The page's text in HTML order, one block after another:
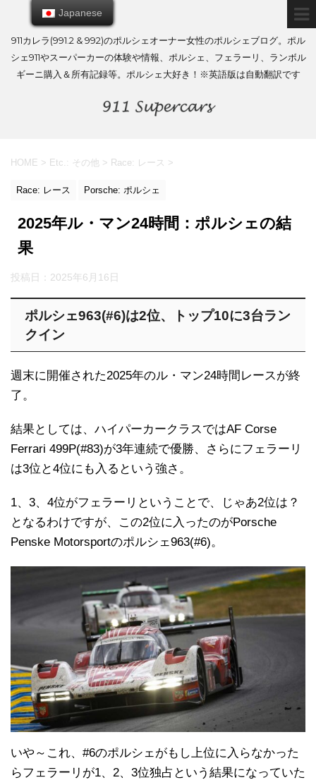
911カレラ(991.2 & 992)のポルシェオーナー女性のポルシェブログ。ポル
シェ911やスーパーカーの体験や情報、ポルシェ、フェラーリ、ランボル
ギーニ購入＆所有記録等。ポルシェ大好き！※英語版は自動翻訳です
HOME > Etc.: その他 > Race: レース >
Race: レース Porsche: ポルシェ
2025年ル・マン24時間：ポルシェの結
果
投稿日： 2025年6月16日
ポルシェ963(#6)は2位、トップ10に3台ラン
クイン
週末に開催された2025年のル・マン24時間レースが終
了。
結果としては、ハイパーカークラスではAF Corse
Ferrari 499P(#83)が3年連続で優勝、さらにフェラーリ
は3位と4位にも入るという強さ。
1、3、4位がフェラーリということで、じゃあ2位は？
となるわけですが、この2位に入ったのがPorsche
Penske Motorsportのポルシェ963(#6)。
いや～これ、#6のポルシェがもし上位に入らなかった
らフェラーリが1、2、3位独占という結果になっていた
Japanese
Japanese